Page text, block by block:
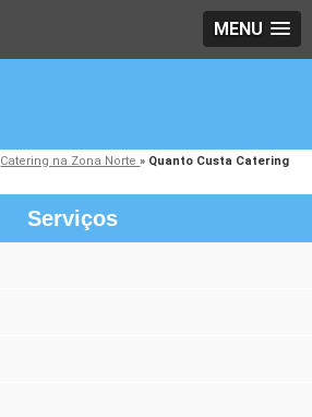
MENU
Catering na Zona Norte» Quanto Custa Catering
Serviços